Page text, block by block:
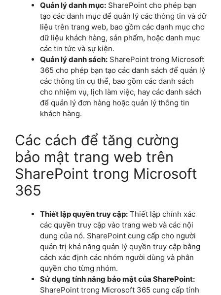
Quản lý danh mục: SharePoint cho phép bạn
tạo các danh mục để quản lý các thông tin và dữ
liệu trên trang web, bao gồm các danh mục cho
dữ liệu khách hàng, sản phẩm, hoặc danh mục
các tin tức và sự kiện.
Quản lý danh sách: SharePoint trong Microsoft
365 cho phép bạn tạo các danh sách để quản lý
các thông tin cụ thể, bao gồm các danh sách
cho nhiệm vụ, lịch làm việc, hay các danh sách
để quản lý đơn hàng hoặc quản lý thông tin
khách hàng.
Các cách để tăng cường
bảo mật trang web trên
SharePoint trong Microsoft
365
Thiết lập quyền truy cập: Thiết lập chính xác
các quyền truy cập vào trang web và các nội
dung của nó. SharePoint cung cấp cho người
quản trị khả năng quản lý quyền truy cập bằng
cách xác định các nhóm người dùng và phân
quyền cho từng nhóm.
Sử dụng tính năng bảo mật của SharePoint:
SharePoint trong Microsoft 365 cung cấp tính